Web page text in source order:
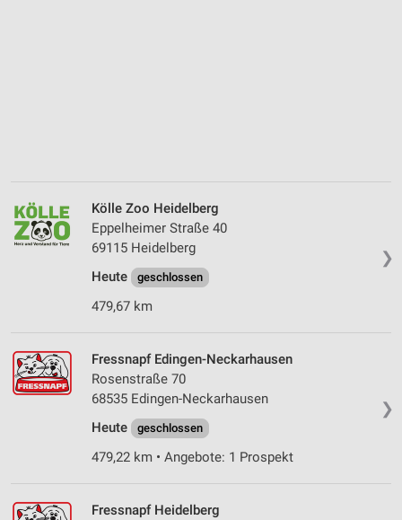
❯
Kölle Zoo Heidelberg
Eppelheimer Straße 40
69115 Heidelberg
Heute
geschlossen
479,67 km
❯
Fressnapf Edingen-Neckarhausen
Rosenstraße 70
68535 Edingen-Neckarhausen
Heute
geschlossen
479,22 km • Angebote: 1 Prospekt
Fressnapf Heidelberg